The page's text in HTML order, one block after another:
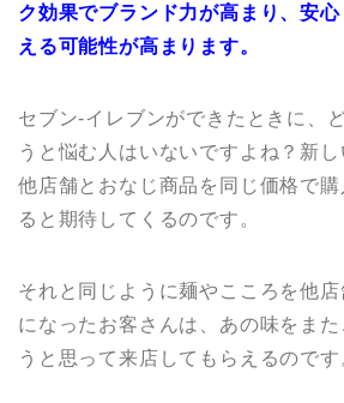
ク効果でブランド力が高まり、安
える可能性が高まります。
セブン-イレブンができたときに、
うと悩む人はいないですよね？新
他店舗とおなじ商品を同じ価格で購
ると期待してくるのです。
それと同じように麺やこころを他
になったお客さんは、あの味をま
うと思って来店してもらえるのです